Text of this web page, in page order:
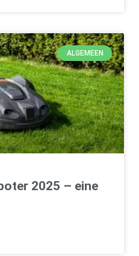
ALGEMEEN
2025 – eine